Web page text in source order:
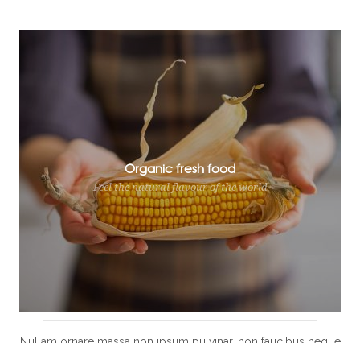
Organic fresh food
Feel the natural flavour of the world